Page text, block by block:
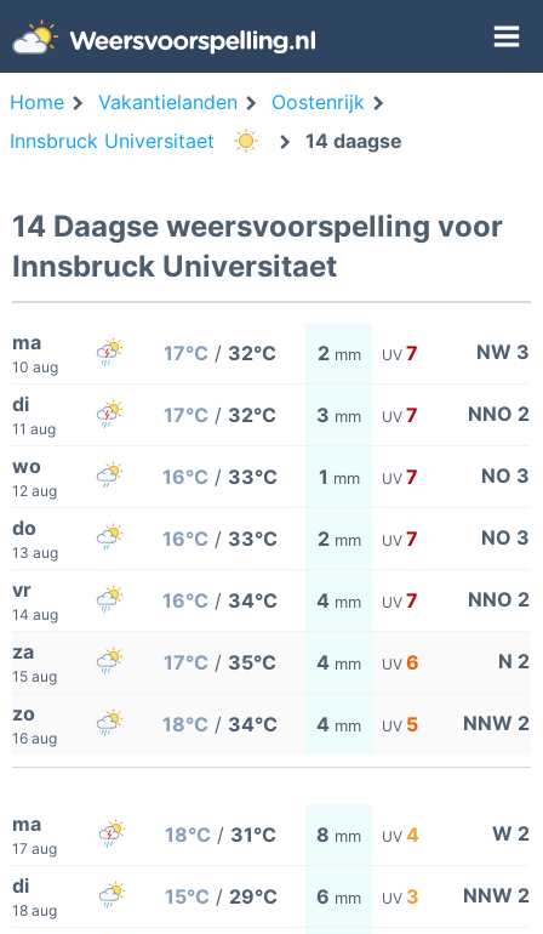
Home Vakantielanden
Oostenrijk
Innsbruck Universitaet
14 daagse
14 Daagse weersvoorspelling voor
Innsbruck Universitaet
ma
10 aug
17°C / 32°C 2 mm UV 7 NW 3
di
11 aug
17°C / 32°C 3 mm UV 7 NNO 2
wo
12 aug
16°C / 33°C 1 mm UV 7 NO 3
do
13 aug
16°C / 33°C 2 mm UV 7 NO 3
vr
14 aug
16°C / 34°C 4 mm UV 7 NNO 2
za
15 aug
17°C / 35°C 4 mm UV 6 N 2
zo
16 aug
18°C / 34°C 4 mm UV 5 NNW 2
ma
17 aug
18°C / 31°C 8 mm UV 4 W 2
di
18 aug
15°C / 29°C 6 mm UV 3 NNW 2